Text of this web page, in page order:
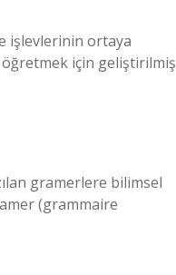
işlevlerinin ortaya
öğretmek için geliştirilmiş
gramerlere bilimsel
(grammaire